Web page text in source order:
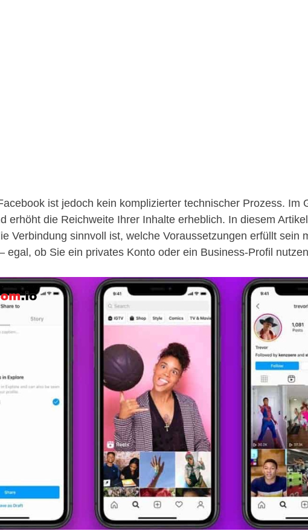
ist jedoch kein komplizierter technischer Prozess. Im
erhöht die Reichweite Ihrer Inhalte erheblich. In diesem
Verbindung sinnvoll ist, welche Voraussetzungen erfüllt sein
egal, ob Sie ein privates Konto oder ein Business-Profil